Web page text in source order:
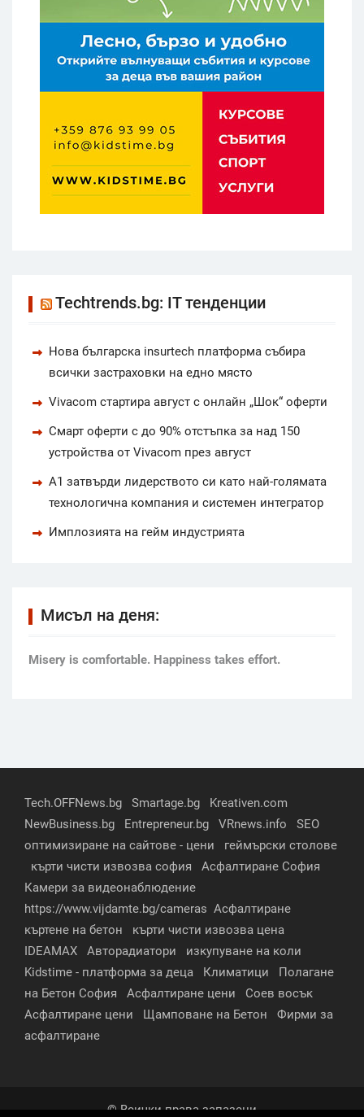
Techtrends.bg: IT тенденции
Нова българска insurtech платформа събира
всички застраховки на едно място
Vivacom стартира август с онлайн „Шок“ оферти
Смарт оферти с до 90% отстъпка за над 150
устройства от Vivacom през август
А1 затвърди лидерството си като най-голямата
технологична компания и системен интегратор
Имплозията на гейм индустрията
Мисъл на деня:
Мisery is comfortable. Happiness takes effort.
Tech.OFFNews.bg Smartage.bg
Kreativen.com
NewBusiness.bg
Entrepreneur.bg VRnews.info
SEO
оптимизиране на сайтове - цени
геймърски столове
кърти чисти извозва софия
Асфалтиране София
Камери за видеонаблюдение
https://www.vijdamte.bg/cameras Асфалтиране
къртене на бетон
кърти чисти извозва цена
IDEAMAX
Авторадиатори
изкупуване на коли
Kidstime - платформа за деца
Климатици
Полагане
на Бетон София
Асфалтиране цени
Соев восък
Асфалтиране цени
Щамповане на Бетон
Фирми за
асфалтиране
© Всички права запазени